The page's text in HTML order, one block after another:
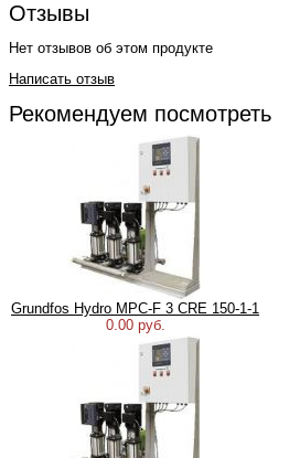
Отзывы
Нет отзывов об этом продукте
Написать отзыв
Рекомендуем посмотреть
Grundfos Hydro MPC-F 3 CRE 150-1-1
0.00 руб.